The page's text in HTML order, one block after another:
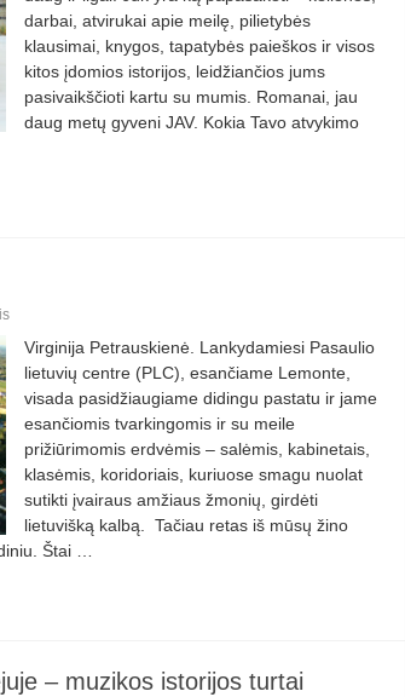
darbai, atvirukai apie meilę, pilietybės
klausimai, knygos, tapatybės paieškos ir visos
kitos įdomios istorijos, leidžiančios jums
pasivaikščioti kartu su mumis. Romanai, jau
daug metų gyveni JAV. Kokia Tavo atvykimo
Virginija Petrauskienė. Lankydamiesi Pasaulio
lietuvių centre (PLC), esančiame Lemonte,
visada pasidžiaugiame didingu pastatu ir jame
esančiomis tvarkingomis ir su meile
prižiūrimomis erdvėmis – salėmis, kabinetais,
klasėmis, koridoriais, kuriuose smagu nuolat
sutikti įvairaus amžiaus žmonių, girdėti
lietuvišką kalbą. Tačiau retas iš mūsų žino
Štai …
– muzikos istorijos turtai